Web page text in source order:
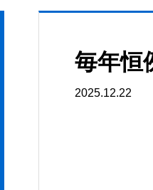
毎年恒
2025.12.22